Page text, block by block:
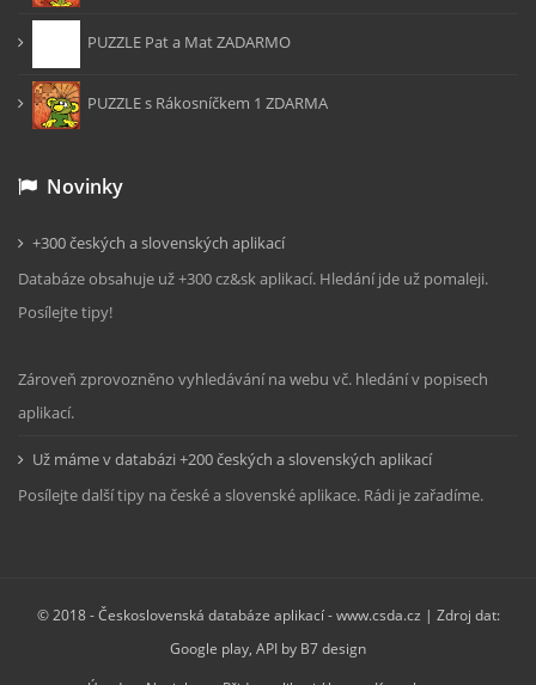
PUZZLE Pat a Mat ZADARMO
PUZZLE s Rákosníčkem 1 ZDARMA
Novinky
+300 českých a slovenských aplikací
Databáze obsahuje už +300 cz&sk aplikací. Hledání jde už pomaleji.
Posílejte tipy!
Zároveň zprovozněno vyhledávání na webu vč. hledání v popisech
aplikací.
Už máme v databázi +200 českých a slovenských aplikací
Posílejte další tipy na české a slovenské aplikace. Rádi je zařadíme.
© 2018 -Československá databáze aplikací - www.csda.cz | Zdroj dat:
Google play, API by B7 design